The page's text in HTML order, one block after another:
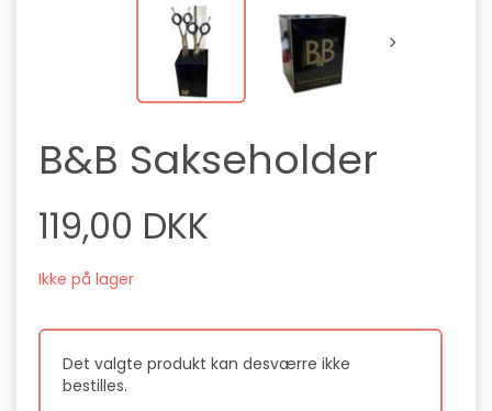
B&B Sakseholder
119,00 DKK
Ikke på lager
Det valgte produkt kan desværre ikke
bestilles.